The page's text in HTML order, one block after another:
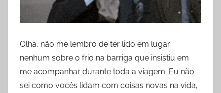
Olha, não me lembro de ter lido em lugar
nenhum sobre o frio na barriga que insistiu em
me acompanhar durante toda a viagem. Eu não
sei como vocês lidam com coisas novas na vida,